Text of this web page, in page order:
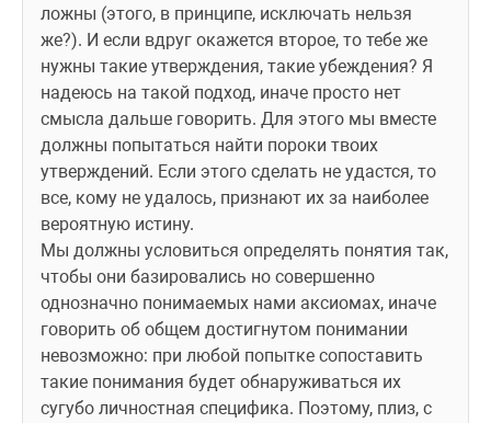
ложны (этого, в принципе, исключать нельзя
же?). И если вдруг окажется второе, то тебе же
нужны такие утверждения, такие убеждения? Я
надеюсь на такой подход, иначе просто нет
смысла дальше говорить. Для этого мы вместе
должны попытаться найти пороки твоих
утверждений. Если этого сделать не удастся, то
все, кому не удалось, признают их за наиболее
вероятную истину.
Мы должны условиться определять понятия так,
чтобы они базировались но совершенно
однозначно понимаемых нами аксиомах, иначе
говорить об общем достигнутом понимании
невозможно: при любой попытке сопоставить
такие понимания будет обнаруживаться их
сугубо личностная специфика. Поэтому, плиз, с